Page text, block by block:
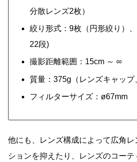
分散レンズ2枚）
絞り形式：9枚（円形絞り）
22段)
撮影距離範囲：15cm ～ ∞
質量：375g（レンズキャップ
フィルターサイズ：ø67mm
他にも、レンズ構成によって広角
ションを抑えたり、レンズのコー